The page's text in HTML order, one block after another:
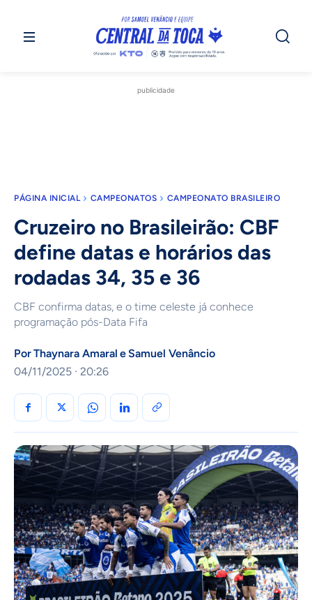
publicidade
PÁGINA INICIAL CAMPEONATOS CAMPEONATO BRASILEIRO
Cruzeiro no Brasileirão: CBF
define datas e horários das
rodadas 34, 35 e 36
CBF confirma datas, e o time celeste já conhece
programação pós-Data Fifa
PorThaynara Amaral e Samuel Venâncio
04/11/2025 · 20:26